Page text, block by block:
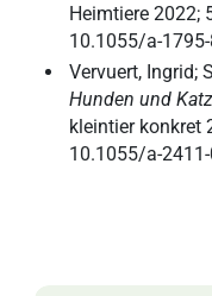
Heimtiere 2022;
10.1055/a-
Vervuert, Ingrid;
Hunden und
kleintier konkret
10.1055/a-